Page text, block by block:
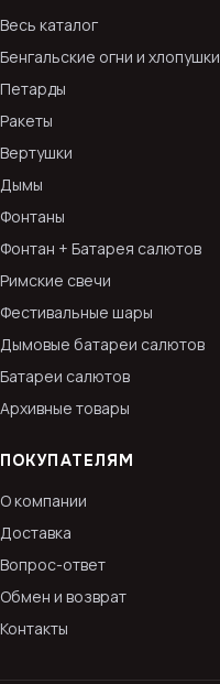
Весь каталог
Бенгальские огни и хлопушки
Петарды
Ракеты
Вертушки
Дымы
Фонтаны
Фонтан + Батарея салютов
Римские свечи
Фестивальные шары
Дымовые батареи салютов
Батареи салютов
Архивные товары
ПОКУПАТЕЛЯМ
О компании
Доставка
Вопрос-ответ
Обмен и возврат
Контакты